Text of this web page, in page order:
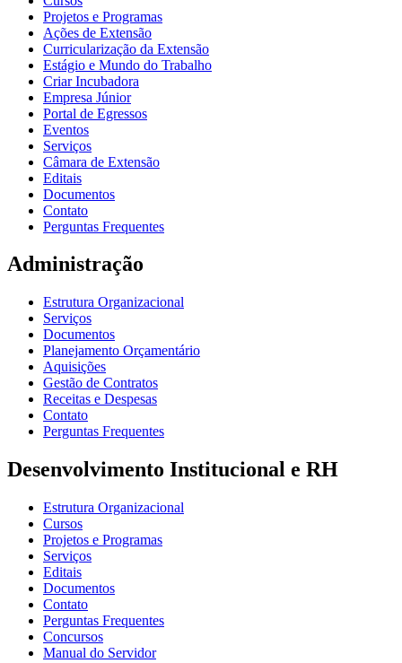
Projetos e Programas
Ações de Extensão
Curricularização da Extensão
Estágio e Mundo do Trabalho
Criar Incubadora
Empresa Júnior
Portal de Egressos
Eventos
Serviços
Câmara de Extensão
Editais
Documentos
Contato
Perguntas Frequentes
Administração
Estrutura Organizacional
Serviços
Documentos
Planejamento Orçamentário
Aquisições
Gestão de Contratos
Receitas e Despesas
Contato
Perguntas Frequentes
Desenvolvimento Institucional e RH
Estrutura Organizacional
Cursos
Projetos e Programas
Serviços
Editais
Documentos
Contato
Perguntas Frequentes
Concursos
Manual do Servidor